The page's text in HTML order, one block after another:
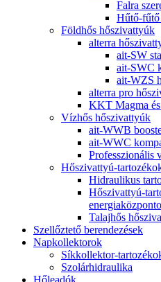
Falra
Hűtő-fűtő
Földhős hőszivattyúk
alterra
ait-SW
ait-SWC
ait-WZS
alterra pro
KKT Magma
Vízhős hőszivattyúk
ait-WWB
ait-WWC
Professzionális
Hőszivattyú-
Hidraulikus
Hőszivattyú-
Talajhős
Szellőztető berendezések
Napkollektorok
Síkkollektor-
Szolárhidraulika